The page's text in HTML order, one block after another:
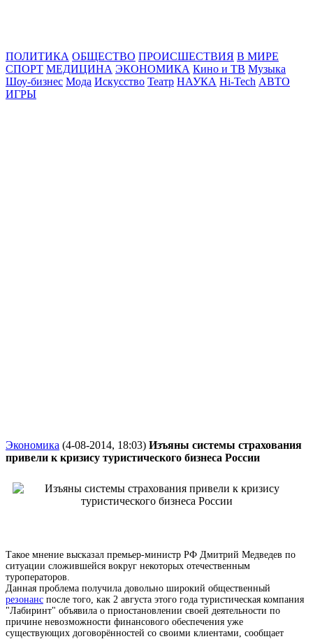
ПОЛИТИКА ОБЩЕСТВО ПРОИСШЕСТВИЯ В МИРЕ
СПОРТ МЕДИЦИНА ЭКОНОМИКА Кино и ТВ Музыка
Шоу-бизнес Мода Искусство Театр НАУКА Hi-Tech АВТО
ИГРЫ
Экономика (4-08-2014, 18:03) Изъяны системы страхования
привели к кризису туристического бизнеса России
Такое мнение высказал премьер-министр РФ Дмитрий Медведев по
ситуации сложившейся вокруг некоторых отечественным
туроператоров.
Данная проблема получила довольно широкий общественный
резонанс после того, как 2 августа этого года туристическая компания
"Лабиринт" объявила о приостановлении своей деятельности по
причине невозможности финансового обеспечения уже
существующих договорённостей со своими клиентами, сообщает